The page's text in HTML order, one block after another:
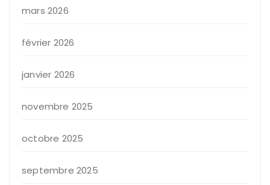
mars 2026
février 2026
janvier 2026
novembre 2025
octobre 2025
septembre 2025